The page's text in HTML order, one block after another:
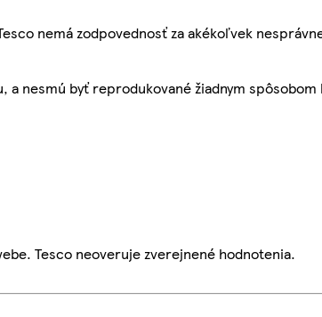
nemá zodpovednosť za akékoľvek
nesmú byť reprodukované žiadnym
Tesco neoveruje zverejnené hodnotenia.